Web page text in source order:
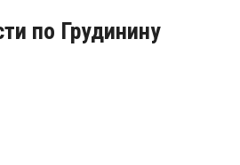
по Грудинину